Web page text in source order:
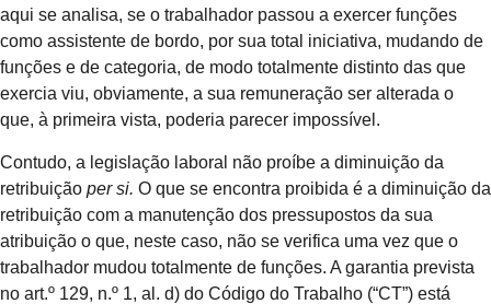
aqui se analisa, se o trabalhador passou a exercer funções
como assistente de bordo, por sua total iniciativa, mudando de
funções e de categoria, de modo totalmente distinto das que
exercia viu, obviamente, a sua remuneração ser alterada o
que, à primeira vista, poderia parecer impossível.
Contudo, a legislação laboral não proíbe a diminuição da
retribuição per si. O que se encontra proibida é a diminuição da
retribuição com a manutenção dos pressupostos da sua
atribuição o que, neste caso, não se verifica uma vez que o
trabalhador mudou totalmente de funções. A garantia prevista
no art.º 129, n.º 1, al. d) do Código do Trabalho (“CT”) está